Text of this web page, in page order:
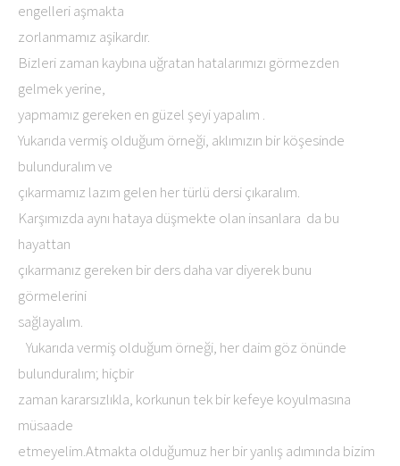
engelleri aşmakta
zorlanmamız aşikardır.
Bizleri zaman kaybına uğratan hatalarımızı görmezden
gelmek yerine,
yapmamız gereken en güzel şeyi yapalım .
Yukarıda vermiş olduğum örneği, aklımızın bir köşesinde
bulunduralım ve
çıkarmamız lazım gelen her türlü dersi çıkaralım.
Karşımızda aynı hataya düşmekte olan insanlara da bu
hayattan
çıkarmanız gereken bir ders daha var diyerek bunu
görmelerini
sağlayalım.
Yukarıda vermiş olduğum örneği, her daim göz önünde
bulunduralım; hiçbir
zaman kararsızlıkla, korkunun tek bir kefeye koyulmasına
müsaade
etmeyelim.Atmakta olduğumuz her bir yanlış adımında bizim